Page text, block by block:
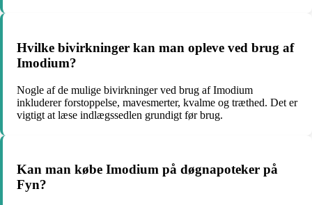
Hvilke bivirkninger kan man opleve ved brug af
Imodium?
Nogle af de mulige bivirkninger ved brug af Imodium
inkluderer forstoppelse, mavesmerter, kvalme og træthed. Det er
vigtigt at læse indlægssedlen grundigt før brug.
Kan man købe Imodium på døgnapoteker på
Fyn?